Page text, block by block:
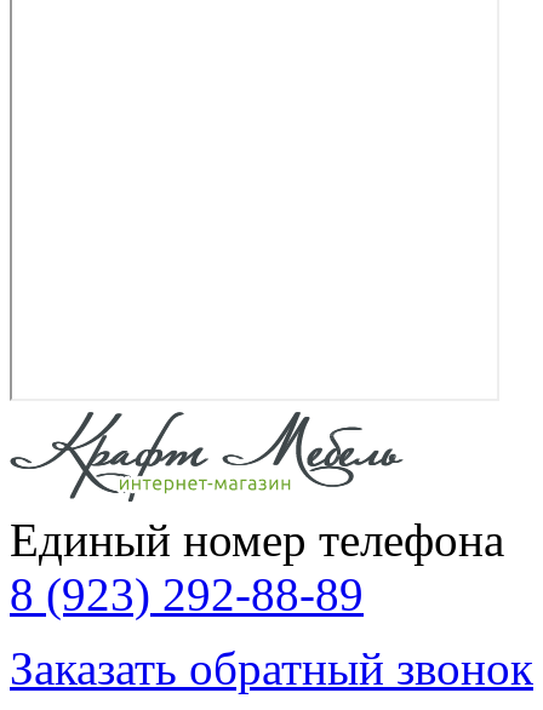
Единый номер телефона
8 (923) 292-88-89
Заказать обратный звонок